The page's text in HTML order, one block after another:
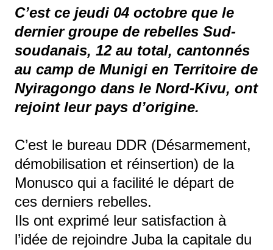
C’est ce jeudi 04 octobre que le
dernier groupe de rebelles Sud-
soudanais, 12 au total, cantonnés
au camp de Munigi en Territoire de
Nyiragongo dans le Nord-Kivu, ont
rejoint leur pays d’origine.
C’est le bureau DDR (Désarmement,
démobilisation et réinsertion) de la
Monusco qui a facilité le départ de
ces derniers rebelles.
Ils ont exprimé leur satisfaction à
l’idée de rejoindre Juba la capitale du